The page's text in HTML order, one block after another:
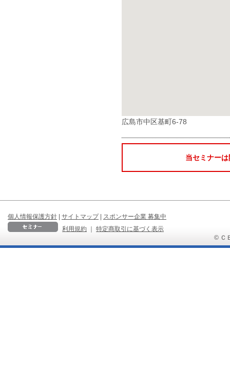
広島市中区基町6-78
当セミナー
個人情報保護方針 | サイトマップ | スポンサー企業 募集中
利用規約
｜
特定商取引に基づく表示
© Ｃ